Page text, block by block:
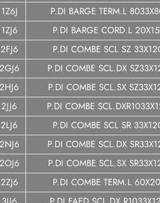
1Z6J
P.DI BARGE TERM.L
1ZJ6
P.DI BARGE CORD.L
2FJ6
P.DI COMBE SCL SZ
2GJ6
P.DI COMBE SCL.DX
2HJ6
P.DI COMBE SCL.SX
2JJ6
P.DI COMBE
2LJ6
P.DI COMBE SCL SR
2NJ6
P.DI COMBE SCL.DX
2OJ6
P.DI COMBE SCL.SX
2ZJ6
P.DI COMBE TERM.L